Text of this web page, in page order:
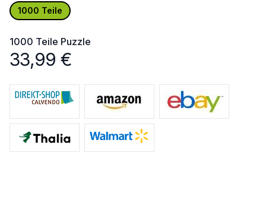
1000 Teile
1000 Teile Puzzle
33,99 €